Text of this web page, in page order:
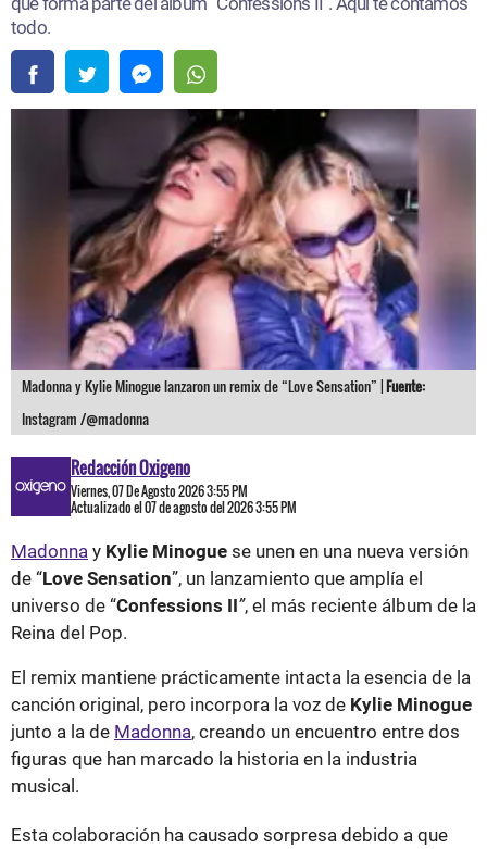
todo.
Madonna y Kylie Minogue lanzaron un remix de “Love Sensation” |Fuente:
Instagram /@madonna
Redacción Oxigeno
Viernes, 07 De Agosto 2026 3:55 PM
Actualizado el 07 de agosto del 2026 3:55 PM
Madonna y Kylie Minogue se unen en una nueva versión
de “Love Sensation”, un lanzamiento que amplía el
universo de “Confessions II”, el más reciente álbum de la
Reina del Pop.
El remix mantiene prácticamente intacta la esencia de la
canción original, pero incorpora la voz de Kylie Minogue
junto a la de Madonna, creando un encuentro entre dos
figuras que han marcado la historia en la industria
musical.
Esta colaboración ha causado sorpresa debido a que